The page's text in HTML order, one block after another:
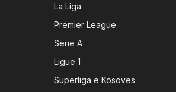
La Liga
Premier League
Serie A
Ligue 1
Superliga e Kosovës